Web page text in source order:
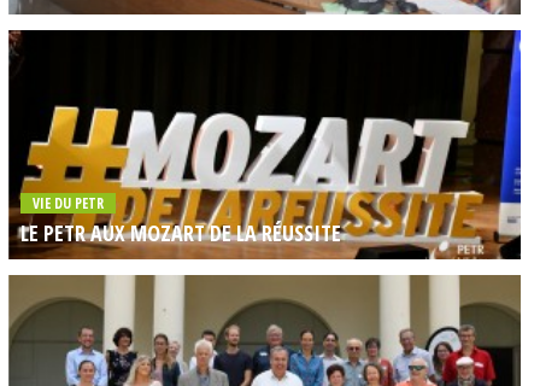
VIE DU PETR
LE PETR AUX MOZART DE LA RÉUSSITE